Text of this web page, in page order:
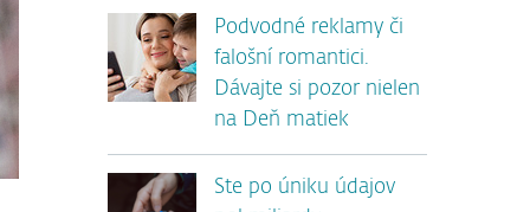
Podvodné reklamy či
falošní romantici.
Dávajte si pozor nielen
na Deň matiek
Ste po úniku údajov